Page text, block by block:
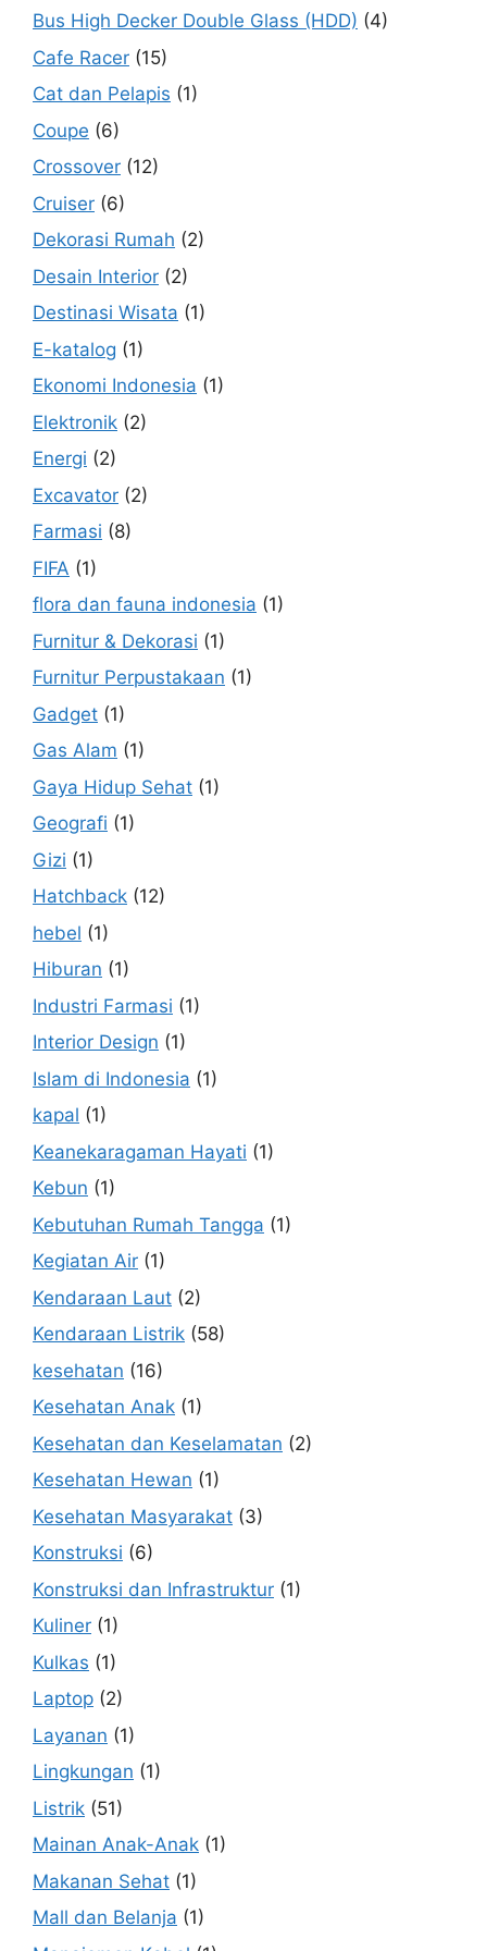
Bus High Decker Double Glass (HDD) (4)
Cafe Racer (15)
Cat dan Pelapis (1)
Coupe (6)
Crossover (12)
Cruiser (6)
Dekorasi Rumah (2)
Desain Interior (2)
Destinasi Wisata (1)
E-katalog (1)
Ekonomi Indonesia (1)
Elektronik (2)
Energi (2)
Excavator (2)
Farmasi (8)
FIFA (1)
flora dan fauna indonesia (1)
Furnitur & Dekorasi (1)
Furnitur Perpustakaan (1)
Gadget (1)
Gas Alam (1)
Gaya Hidup Sehat (1)
Geografi (1)
Gizi (1)
Hatchback (12)
hebel (1)
Hiburan (1)
Industri Farmasi (1)
Interior Design (1)
Islam di Indonesia (1)
kapal (1)
Keanekaragaman Hayati (1)
Kebun (1)
Kebutuhan Rumah Tangga (1)
Kegiatan Air (1)
Kendaraan Laut (2)
Kendaraan Listrik (58)
kesehatan (16)
Kesehatan Anak (1)
Kesehatan dan Keselamatan (2)
Kesehatan Hewan (1)
Kesehatan Masyarakat (3)
Konstruksi (6)
Konstruksi dan Infrastruktur (1)
Kuliner (1)
Kulkas (1)
Laptop (2)
Layanan (1)
Lingkungan (1)
Listrik (51)
Mainan Anak-Anak (1)
Makanan Sehat (1)
Mall dan Belanja (1)